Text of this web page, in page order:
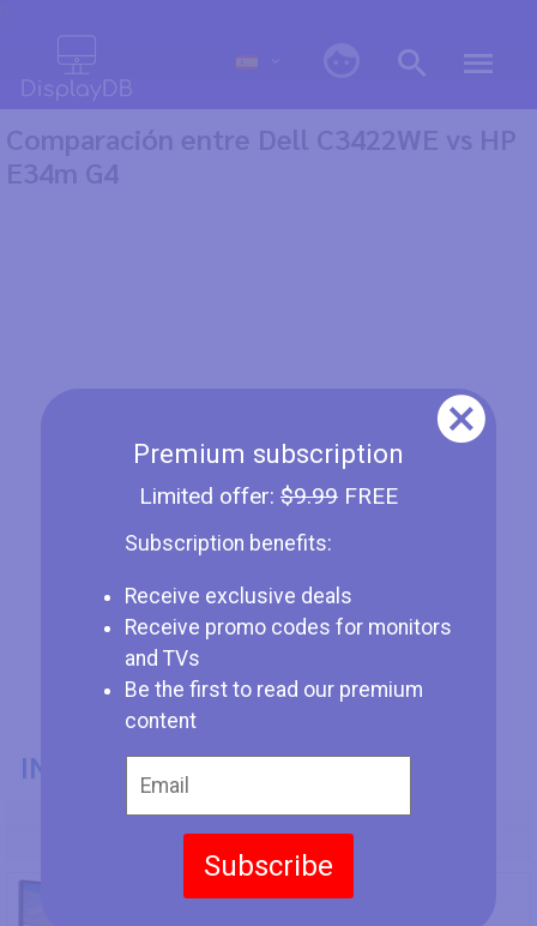
Premium subscription
Limited offer: $9.99FREE
Subscription benefits:
Receive exclusive deals
Receive promo codes for monitors
and TVs
Be the first to read our premium
content
Subscribe
Comparación entre Dell C3422WE vs HP
E34m G4
INFORMACIÓN GENERAL
Modelo